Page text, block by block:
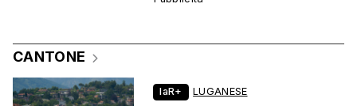
CANTONE
laR+ LUGANESE